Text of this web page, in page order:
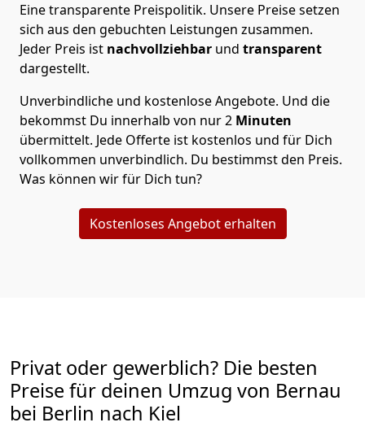
Eine transparente Preispolitik. Unsere Preise setzen
sich aus den gebuchten Leistungen zusammen.
Jeder Preis ist nachvollziehbar und transparent
dargestellt.
Unverbindliche und kostenlose Angebote. Und die
bekommst Du innerhalb von nur2 Minuten
übermittelt. Jede Offerte ist kostenlos und für Dich
vollkommen unverbindlich. Du bestimmst den Preis.
Was können wir für Dich tun?
Kostenloses Angebot erhalten
Privat oder gewerblich? Die besten
Preise für deinen Umzug von Bernau
bei Berlin nach Kiel